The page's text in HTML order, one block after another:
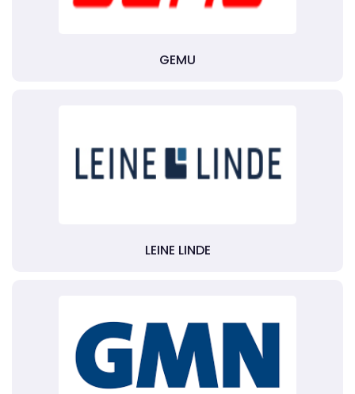
GEMU
LEINE LINDE